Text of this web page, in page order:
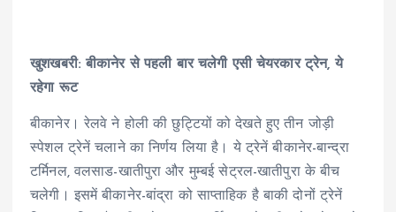
खुशखबरी: बीकानेर से पहली बार चलेगी एसी चेयरकार ट्रेन, ये
रहेगा रूट
बीकानेर। रेलवे ने होली की छुट्टियों को देखते हुए तीन जोड़ी
स्पेशल ट्रेनें चलाने का निर्णय लिया है। ये ट्रेनें बीकानेर-बान्द्रा
टर्मिनल, वलसाड-खातीपुरा और मुम्बई सेट्रल-खातीपुरा के बीच
चलेगी। इसमें बीकानेर-बांद्रा को साप्ताहिक है बाकी दोनों ट्रेनें